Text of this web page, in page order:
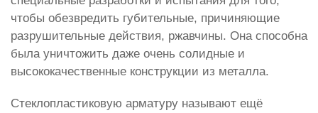
чтобы обезвредить губительные, причиняющие
разрушительные действия, ржавчины. Она способна
была уничтожить даже очень солидные и
высококачественные конструкции из металла.
Стеклопластиковую арматуру называют ещё